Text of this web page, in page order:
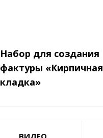
Набор для создания
фактуры «Кирпичная
кладка»
ВИДЕО